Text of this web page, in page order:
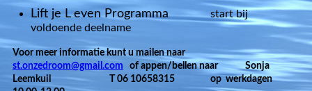
Lift je L even Programmastart bij
voldoende deelname
Voor meer informatie kunt u mailen naar
st.onzedroom@gmail.com of appen/bellen naar Sonja
Leemkuil T 06 10658315 op werkdagen